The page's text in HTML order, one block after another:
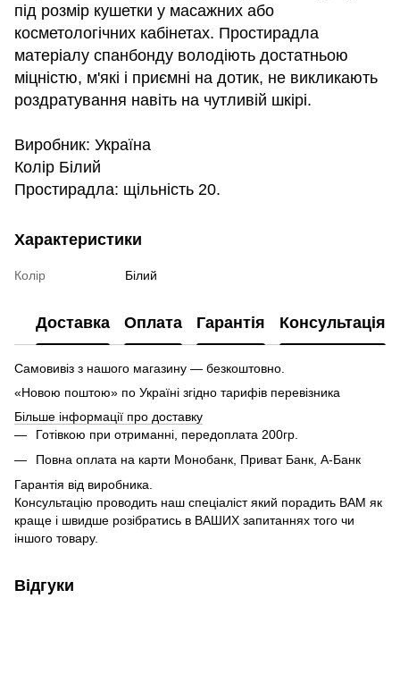
під розмір кушетки у масажних або
косметологічних кабінетах. Простирадла
матеріалу спанбонду володіють достатньою
міцністю, м'які і приємні на дотик, не викликають
роздратування навіть на чутливій шкірі.
Виробник: Україна
Колір Білий
Простирадла: щільність 20.
Характеристики
Колір Білий
Доставка Оплата Гарантія Консультація
Самовивіз з нашого магазину — безкоштовно.
«Новою поштою» по Україні згідно тарифів перевізника
Більше інформації про доставку
Готівкою при отриманні, передоплата 200гр.
Повна оплата на карти Монобанк, Приват Банк, А-Банк
Гарантія від виробника.
Консультацію проводить наш спеціаліст який порадить ВАМ як
краще і швидше розібратись в ВАШИХ запитаннях того чи
іншого товару.
Відгуки